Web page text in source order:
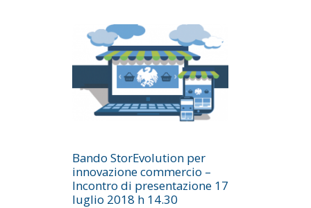
Bando StorEvolution per
innovazione commercio –
Incontro di presentazione 17
luglio 2018 h 14.30